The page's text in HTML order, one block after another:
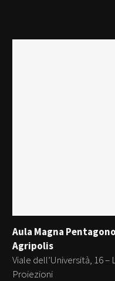
Aula Magna
Agripolis
Viale dell’Università, 16 –
Proiezioni